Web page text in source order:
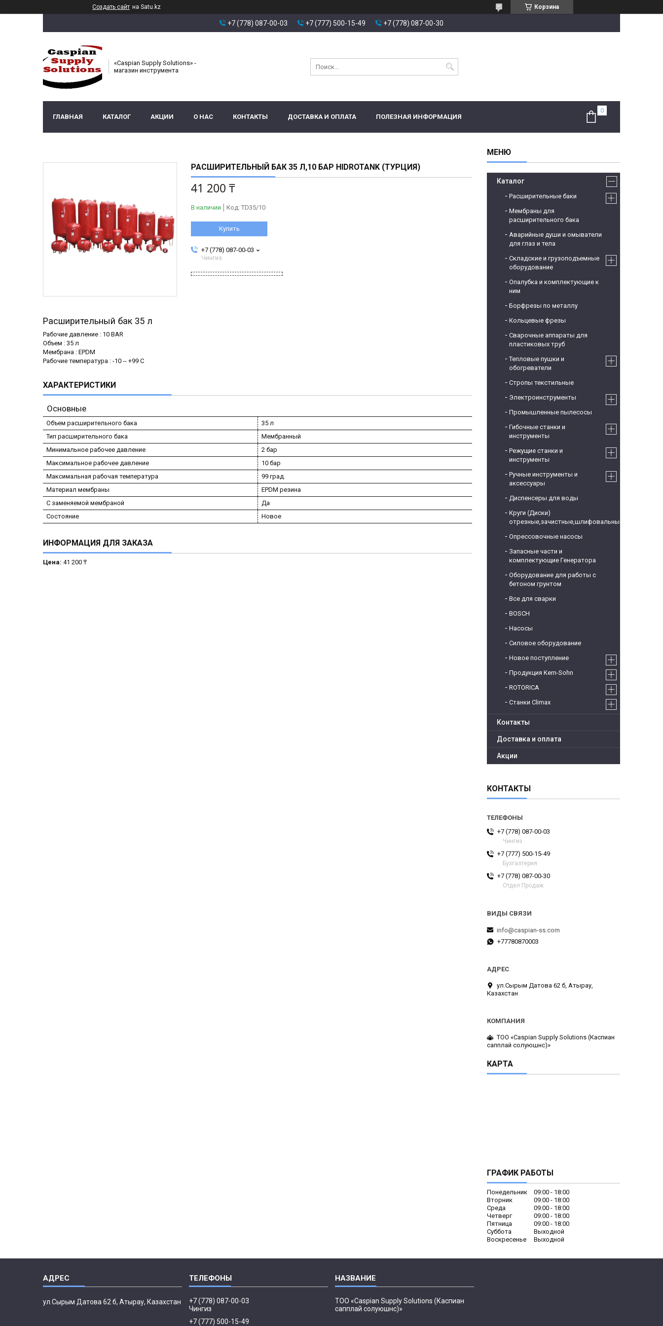
Создать сайт на Satu.kz Корзина
+7 (778) 087-00-03 +7 (777) 500-15-49 +7 (778) 087-00-30
«Caspian Supply Solutions» -
магазин инструмента
ГЛАВНАЯ КАТАЛОГ АКЦИИ О НАС КОНТАКТЫ ДОСТАВКА И ОПЛАТА ПОЛЕЗНАЯ ИНФОРМАЦИЯ
РАСШИРИТЕЛЬНЫЙ БАК 35 Л,10 БАР HIDROTANK (ТУРЦИЯ)
41 200 ₸
В наличии Код: TD35/10
Купить
+7 (778) 087-00-03
Чингиз
Расширительный бак 35 л
Рабочие давление : 10 BAR
Объем : 35 л
Мембрана : EPDM
Рабочие температура : -10 -- +99 C
ХАРАКТЕРИСТИКИ
Основные
Объем расширительного бака
35 л
Тип расширительного бака
Мембранный
Минимальное рабочее давление
2 бар
Максимальное рабочее давление
10 бар
Максимальная рабочая температура
99 град.
Материал мембраны
EPDM резина
С заменяемой мембраной
Да
Состояние
Новое
ИНФОРМАЦИЯ ДЛЯ ЗАКАЗА
Цена: 41 200 ₸
Каталог
Расширительные баки
Мембраны для
расширительного бака
Аварийные души и омыватели
для глаз и тела
Складские и грузоподъемные
оборудование
Опалубка и комплектующие к
ним
Борфрезы по металлу
Кольцевые фрезы
Сварочные аппараты для
пластиковых труб
Тепловые пушки и
обогреватели
Стропы текстильные
Электроинструменты
Промышленные пылесосы
Гибочные станки и
инструменты
Режущие станки и
инструменты
Ручные инструменты и
аксессуары
Диспенсеры для воды
Круги (Диски)
отрезные,зачистные,шлифовальные
Опрессовочные насосы
Запасные части и
комплектующие Генератора
Оборудование для работы с
бетоном грунтом
Все для сварки
BOSCH
Насосы
Силовое оборудование
Новое поступление
Продукция Kern-Sohn
ROTORICA
Станки Climax
Контакты
Доставка и оплата
Акции
КОНТАКТЫ
+7 (778) 087-00-03
Чингиз
+7 (777) 500-15-49
Бухгалтерия
+7 (778) 087-00-30
Отдел Продаж
info@caspian-ss.com
+77780870003
ул.Сырым Датова 62 б, Атырау,
Казахстан
ТОО «Caspian Supply Solutions (Каспиан
сапплай солуюшнс)»
КАРТА
ГРАФИК РАБОТЫ
Понедельник 09:00
18:00
Вторник
09:00
18:00
Среда
09:00
18:00
Четверг
09:00
18:00
Пятница
09:00
18:00
Суббота
Выходной
Воскресенье
Выходной
ул.Сырым Датова 62 б, Атырау, Казахстан
+7 (778) 087-00-03
Чингиз
+7 (777) 500-15-49
ТОО «Caspian Supply Solutions (Каспиан
сапплай солуюшнс)»